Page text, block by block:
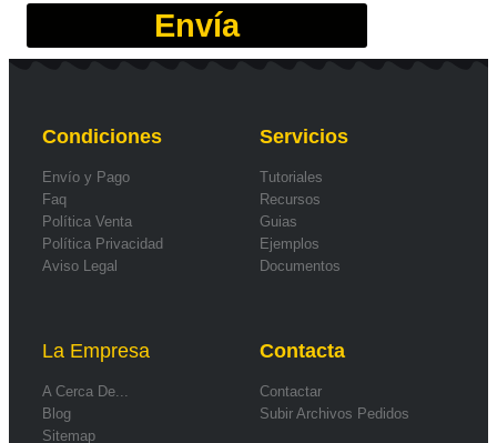
Envía
Condiciones
Envío y Pago
Faq
Política Venta
Política Privacidad
Aviso Legal
Servicios
Tutoriales
Recursos
Guias
Ejemplos
Documentos
La Empresa
A Cerca De...
Blog
Sitemap
Contacta
Contactar
Subir Archivos Pedidos